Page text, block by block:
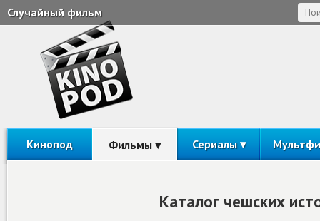
Случайный фильм
Кинопод Фильмы Сериалы
Каталог чешских